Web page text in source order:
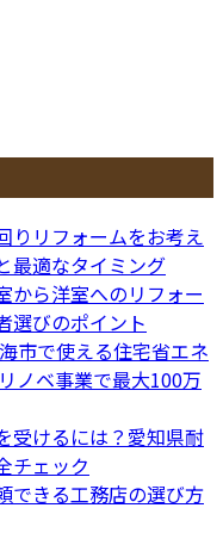
りリフォームをお考え
最適なタイミング
から洋室へのリフォー
選びのポイント
市で使える住宅省エネ
ノベ事業で最大100万
受けるには？愛知県耐
チェック
できる工務店の選び方